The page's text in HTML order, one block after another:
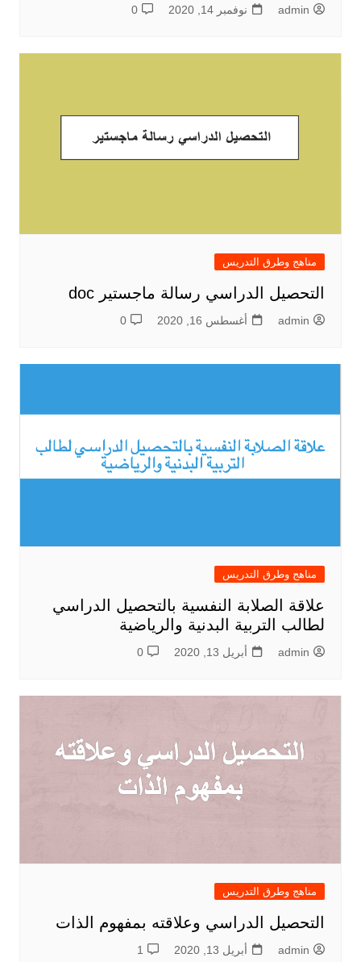
admin نوفمبر 14, 2020 0
مناهج وطرق التدريس
التحصيل الدراسي رسالة ماجستير doc
admin أغسطس 16, 2020 0
مناهج وطرق التدريس
علاقة الصلابة النفسية بالتحصيل الدراسي
لطالب التربية البدنية والرياضية
admin أبريل 13, 2020 0
مناهج وطرق التدريس
التحصيل الدراسي وعلاقته بمفهوم الذات
admin أبريل 13, 2020 1